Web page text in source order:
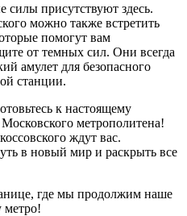
силы присутствуют здесь.
можно также встретить
помогут вам
от темных сил. Они всегда
амулет для безопасного
станции.
к настоящему
метрополитена!
ждут вас.
в новый мир и раскрыть все
где мы продолжим наше
метро!